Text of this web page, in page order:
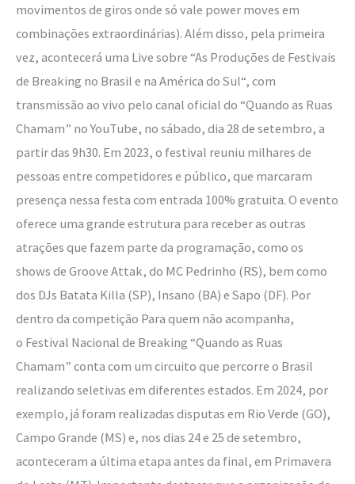
movimentos de giros onde só vale power moves em
combinações extraordinárias). Além disso, pela primeira
vez, acontecerá uma Live sobre “As Produções de Festivais
de Breaking no Brasil e na América do Sul“, com
transmissão ao vivo pelo canal oficial do “Quando as Ruas
Chamam” no YouTube, no sábado, dia 28 de setembro, a
partir das 9h30. Em 2023, o festival reuniu milhares de
pessoas entre competidores e público, que marcaram
presença nessa festa com entrada 100% gratuita. O evento
oferece uma grande estrutura para receber as outras
atrações que fazem parte da programação, como os
shows de Groove Attak, do MC Pedrinho (RS), bem como
dos DJs Batata Killa (SP), Insano (BA) e Sapo (DF). Por
dentro da competição Para quem não acompanha,
o Festival Nacional de Breaking “Quando as Ruas
Chamam” conta com um circuito que percorre o Brasil
realizando seletivas em diferentes estados. Em 2024, por
exemplo, já foram realizadas disputas em Rio Verde (GO),
Campo Grande (MS) e, nos dias 24 e 25 de setembro,
aconteceram a última etapa antes da final, em Primavera